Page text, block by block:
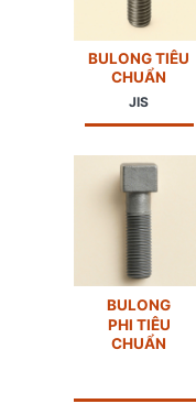
BULONG TIÊU
CHUẨN
JIS
BULONG
PHI TIÊU
CHUẨN